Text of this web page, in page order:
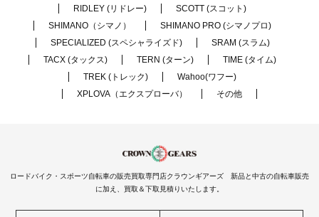
RIDLEY (リドレー)
SCOTT (スコット)
SHIMANO（シマノ）
SHIMANO PRO (シマノプロ)
SPECIALIZED (スペシャライズド)
SRAM (スラム)
TACX (タックス)
TERN (ターン)
TIME (タイム)
TREK (トレック)
Wahoo(ワフー)
XPLOVA（エクスプローバ）
その他
ロードバイク・スポーツ自転車の販売買取専門店クラウンギアーズ 新品と中古の自転車販売
に加え、買取＆下取見積りいたします。